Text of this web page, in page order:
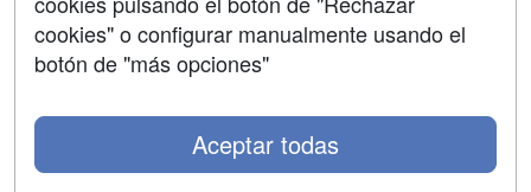
cookies" o configurar manualmente usando el
botón de "más opciones"
Aceptar todas